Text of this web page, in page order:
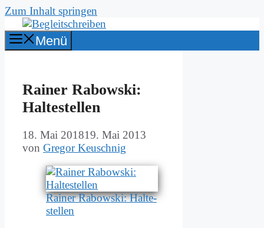
Zum Inhalt springen
Menü
Rai­ner Ra­bow­ski:
Hal­te­stel­len
18. Mai 201819. Mai 2013
von Gregor Keuschnig
Rai­ner Ra­bow­ski: Hal­te­
stel­len